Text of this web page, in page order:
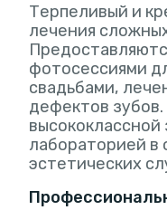
Терпеливый и
лечения
фотосессиями
свадьбами,
дефектов
лабораторией в
эстетических